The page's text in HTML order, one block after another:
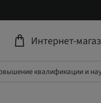
Интернет-
квалификации и